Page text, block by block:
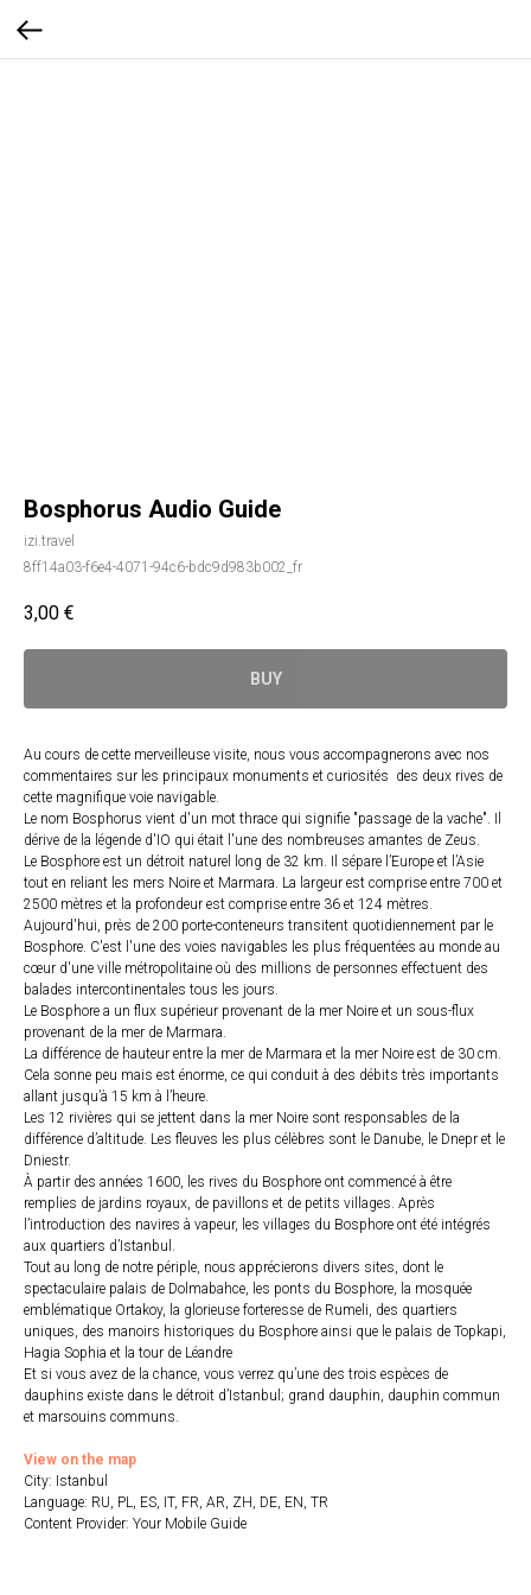
Bosphorus Audio Guide
izi.travel
8ff14a03-f6e4-4071-94c6-bdc9d983b002_fr
3,00 €
BUY
Au cours de cette merveilleuse visite, nous vous accompagnerons avec nos
commentaires sur les principaux monuments et curiosités des deux rives de
cette magnifique voie navigable.
Le nom Bosphorus vient d'un mot thrace qui signifie "passage de la vache". Il
dérive de la légende d'IO qui était l'une des nombreuses amantes de Zeus.
Le Bosphore est un détroit naturel long de 32 km. Il sépare l’Europe et l’Asie
tout en reliant les mers Noire et Marmara. La largeur est comprise entre 700 et
2500 mètres et la profondeur est comprise entre 36 et 124 mètres.
Aujourd'hui, près de 200 porte-conteneurs transitent quotidiennement par le
Bosphore. C'est l'une des voies navigables les plus fréquentées au monde au
cœur d'une ville métropolitaine où des millions de personnes effectuent des
balades intercontinentales tous les jours.
Le Bosphore a un flux supérieur provenant de la mer Noire et un sous-flux
provenant de la mer de Marmara.
La différence de hauteur entre la mer de Marmara et la mer Noire est de 30 cm.
Cela sonne peu mais est énorme, ce qui conduit à des débits très importants
allant jusqu’à 15 km à l’heure.
Les 12 rivières qui se jettent dans la mer Noire sont responsables de la
différence d’altitude. Les fleuves les plus célèbres sont le Danube, le Dnepr et le
Dniestr.
À partir des années 1600, les rives du Bosphore ont commencé à être
remplies de jardins royaux, de pavillons et de petits villages. Après
l’introduction des navires à vapeur, les villages du Bosphore ont été intégrés
aux quartiers d’Istanbul.
Tout au long de notre périple, nous apprécierons divers sites, dont le
spectaculaire palais de Dolmabahce, les ponts du Bosphore, la mosquée
emblématique Ortakoy, la glorieuse forteresse de Rumeli, des quartiers
uniques, des manoirs historiques du Bosphore ainsi que le palais de Topkapi,
Hagia Sophia et la tour de Léandre
Et si vous avez de la chance, vous verrez qu’une des trois espèces de
dauphins existe dans le détroit d’Istanbul; grand dauphin, dauphin commun
et marsouins communs.
View on the map
City: Istanbul
Language: RU, PL, ES, IT, FR, AR, ZH, DE, EN, TR
Content Provider: Your Mobile Guide